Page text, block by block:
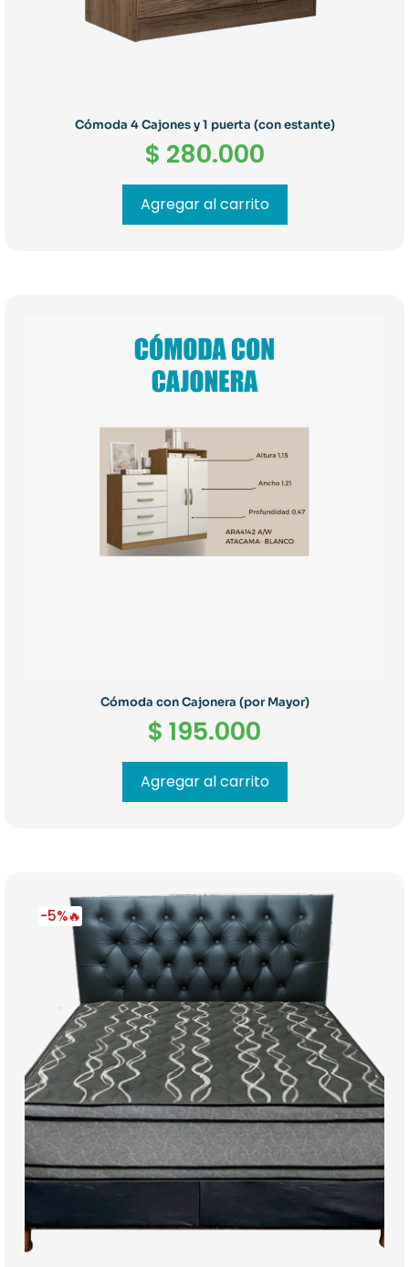
Cómoda 4 Cajones y 1 puerta (con estante)
$ 280.000
Agregar al carrito
Cómoda con Cajonera (por Mayor)
$ 195.000
Agregar al carrito
-5%🔥